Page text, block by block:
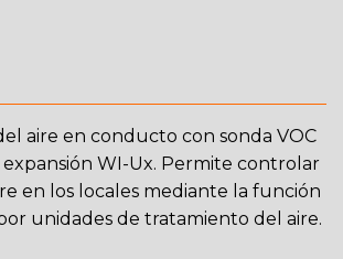
aire en conducto con sonda VOC
WI-Ux. Permite controlar
en los locales mediante la función
unidades de tratamiento del aire.